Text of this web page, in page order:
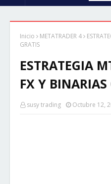
Inicio METATRADER 4
GRATIS
ESTRATEGIA
FX Y BINARIAS
susy trading Octubre 12,